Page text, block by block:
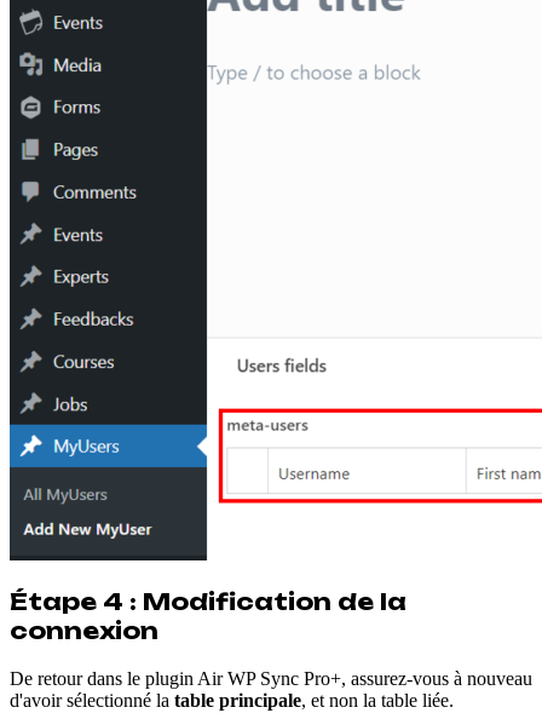
Étape 4 : Modification de la
connexion
De retour dans le plugin Air WP Sync Pro+, assurez-vous à nouveau
d'avoir sélectionné la table principale, et non la table liée.